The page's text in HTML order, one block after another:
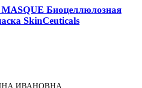
Биоцеллюлозная
SkinCeuticals
ИВАНОВНА